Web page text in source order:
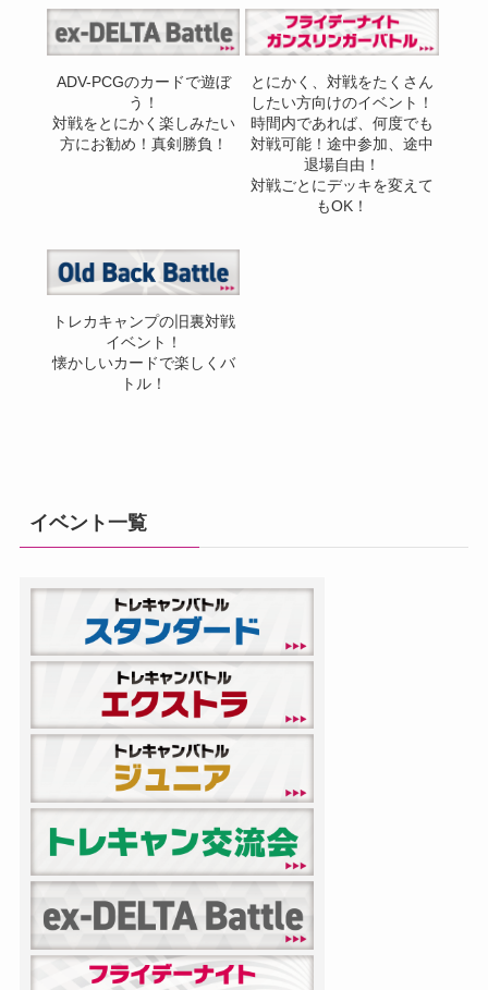
ADV-PCGのカードで遊ぼ
う！
対戦をとにかく楽しみたい
方にお勧め！真剣勝負！
とにかく、対戦をたくさん
したい方向けのイベント！
時間内であれば、何度でも
対戦可能！途中参加、途中
退場自由！
対戦ごとにデッキを変えて
もOK！
トレカキャンプの旧裏対戦
イベント！
懐かしいカードで楽しくバ
トル！
イベント一覧